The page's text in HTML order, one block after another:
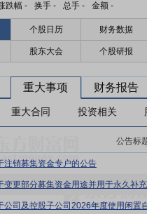
跌幅 - 换手 - 总手 - 金额 -
个股日历 财务数据
股东大会 个股研报
重大事项 财务报告
重大合同 投资相关
公告标
注销募集资金专户的公告
变更部分募集资金用途并用于永久补
公司及控股子公司2026年度使用闲置